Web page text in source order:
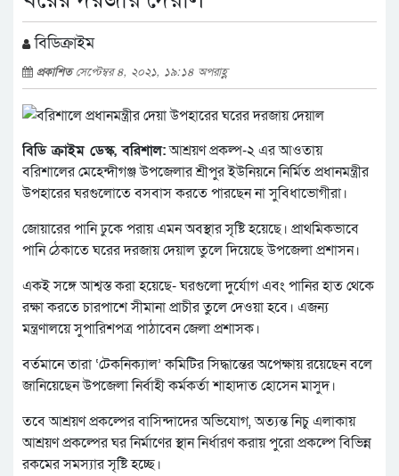
বিডিক্রাইম
প্রকাশিতসেপ্টেম্বর ৪, ২০২১, ১৯:১৪ অপরাহ্ণ
বিডি ক্রাইম ডেস্ক, বরিশাল:আশ্রয়ণ প্রকল্প-২ এর আওতায়
বরিশালের মেহেন্দীগঞ্জ উপজেলার শ্রীপুর ইউনিয়নে নির্মিত প্রধানমন্ত্রীর
উপহারের ঘরগুলোতে বসবাস করতে পারছেন না সুবিধাভোগীরা।
জোয়ারের পানি ঢুকে পরায় এমন অবস্থার সৃষ্টি হয়েছে। প্রাথমিকভাবে
পানি ঠেকাতে ঘরের দরজায় দেয়াল তুলে দিয়েছে উপজেলা প্রশাসন।
একই সঙ্গে আশ্বস্ত করা হয়েছে- ঘরগুলো দুর্যোগ এবং পানির হাত থেকে
রক্ষা করতে চারপাশে সীমানা প্রাচীর তুলে দেওয়া হবে। এজন্য
মন্ত্রণালয়ে সুপারিশপত্র পাঠাবেন জেলা প্রশাসক।
বর্তমানে তারা ‘টেকনিক্যাল’ কমিটির সিদ্ধান্তের অপেক্ষায় রয়েছেন বলে
জানিয়েছেন উপজেলা নির্বাহী কর্মকর্তা শাহাদাত হোসেন মাসুদ।
তবে আশ্রয়ণ প্রকল্পের বাসিন্দাদের অভিযোগ, অত্যন্ত নিচু এলাকায়
আশ্রয়ণ প্রকল্পের ঘর নির্মাণের স্থান নির্ধারণ করায় পুরো প্রকল্পে বিভিন্ন
রকমের সমস্যার সৃষ্টি হচ্ছে।